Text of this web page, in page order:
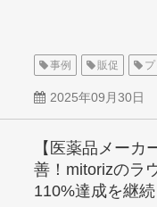
事例 販促
2025年09月30日
【医薬品メー
善！mitorizのラ
110%達成を継続